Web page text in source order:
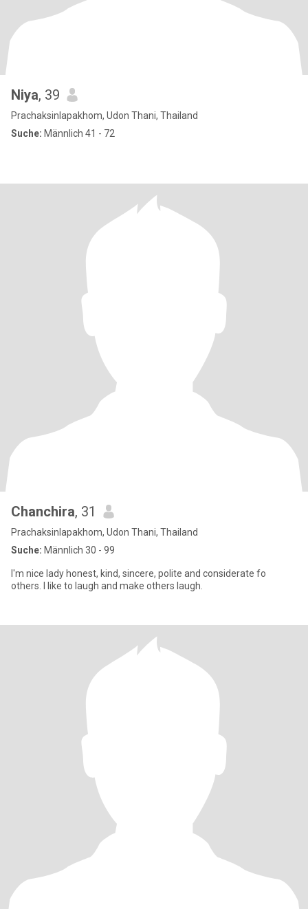
Niya, 39
Prachaksinlapakhom, Udon Thani, Thailand
Suche: Männlich 41 - 72
Chanchira, 31
Prachaksinlapakhom, Udon Thani, Thailand
Suche: Männlich 30 - 99
I'm nice lady honest, kind, sincere, polite and considerate fo
others. l like to laugh and make others laugh.